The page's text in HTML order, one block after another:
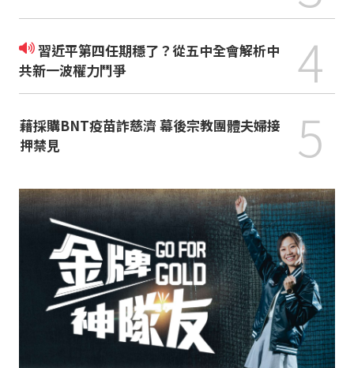
習近平第四任期穩了？從五中全會解析中
共新一波權力鬥爭
4
藉採購BNT疫苗詐慈濟 幕後宗教團體夫婦接
押禁見
5